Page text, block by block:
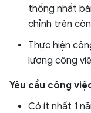
thống nhất
chỉnh trên
Thực hiện
lượng công
Yêu cầu công
Có ít nhất 1